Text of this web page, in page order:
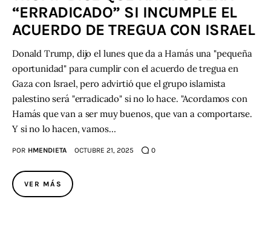
Contacto
“ERRADICADO” SI INCUMPLE EL
ACUERDO DE TREGUA CON ISRAEL
Donald Trump, dijo el lunes que da a Hamás una "pequeña
oportunidad" para cumplir con el acuerdo de tregua en
Gaza con Israel, pero advirtió que el grupo islamista
palestino será "erradicado" si no lo hace. "Acordamos con
Hamás que van a ser muy buenos, que van a comportarse.
Y si no lo hacen, vamos…
POR HMENDIETA OCTUBRE 21, 2025 0
VER MÁS